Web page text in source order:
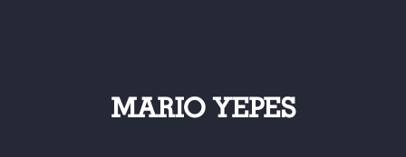
MARIO YEPES